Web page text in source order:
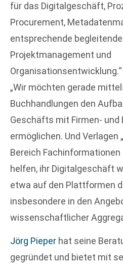
für das Digitalgeschäft,
Procurement,
entsprechende
Projektmanagement und
„Wir möchten gerade
Buchhandlungen den
Geschäfts mit Firmen- und
ermöglichen. Und Verlagen
Bereich Fachinformationen
helfen, ihr Digitalgeschäft
etwa auf den Plattformen
insbesondere in den
wissenschaftlicher
Jörg Pieper hat seine
gegründet und bietet mit